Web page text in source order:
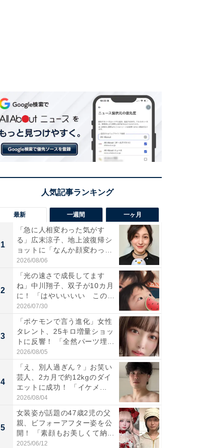
最新 一週間 一ヶ月
1
「急に人相変わった気がす
る」広末涼子、地上波復帰シ
ョットに「なんか顔変わっ
た」の...
2026/08/06
2
「光の速さで成長してます
ね」中川翔子、双子が10カ月
に！ 「はやいいいい この
前...
2026/07/30
3
「ポケモンで言う進化」女性
タレント、25キロ増量ショッ
トに反響！ 「全然パーツ埋...
2026/08/05
4
「え、別人過ぎん？」お笑い
芸人、2カ月で約12kgのダイ
エットに成功！ 「イケメ...
2026/08/04
5
女装姿が話題の47歳2児の父
親、ビフォーアフター姿を公
開！ 「素顔もお美しくて納...
2025/06/12